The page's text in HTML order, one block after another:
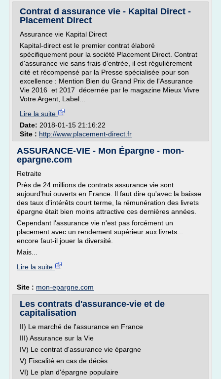
Contrat d assurance vie - Kapital Direct -
Placement Direct
Assurance vie Kapital Direct
Kapital-direct est le premier contrat élaboré
spécifiquement pour la société Placement Direct. Contrat
d'assurance vie sans frais d'entrée, il est régulièrement
cité et récompensé par la Presse spécialisée pour son
excellence : Mention Bien du Grand Prix de l'Assurance
Vie 2016 et 2017 décernée par le magazine Mieux Vivre
Votre Argent, Label...
Lire la suite
Date: 2018-01-15 21:16:22
Site : http://www.placement-direct.fr
ASSURANCE-VIE - Mon Épargne - mon-
epargne.com
Retraite
Près de 24 millions de contrats assurance vie sont
aujourd'hui ouverts en France. Il faut dire qu'avec la baisse
des taux d'intérêts court terme, la rémunération des livrets
épargne était bien moins attractive ces dernières années.
Cependant l'assurance vie n'est pas forcément un
placement avec un rendement supérieur aux livrets...
encore faut-il jouer la diversité.
Mais...
Lire la suite
Site : mon-epargne.com
Les contrats d'assurance-vie et de
capitalisation
II) Le marché de l'assurance en France
III) Assurance sur la Vie
IV) Le contrat d'assurance vie épargne
V) Fiscalité en cas de décès
VI) Le plan d'épargne populaire